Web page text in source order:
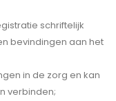
schriftelijk
bevindingen aan het
in de zorg en kan
verbinden;